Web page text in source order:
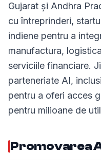
Gujarat și Andhra
cu întreprinderi,
indiene pentru a
manufactura,
serviciile financiare.
parteneriate AI,
pentru a oferi acces
pentru milioane de
Promovarea